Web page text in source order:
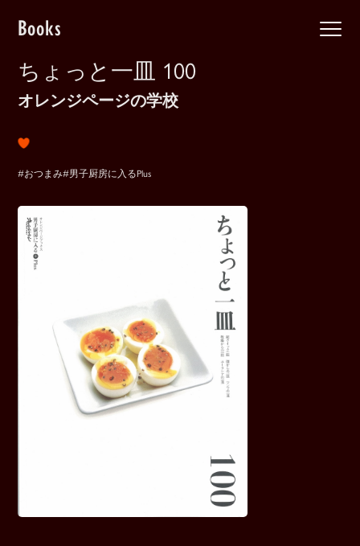
Books
ちょっと一皿 100
オレンジページの学校
#おつまみ#男子厨房に入るPlus